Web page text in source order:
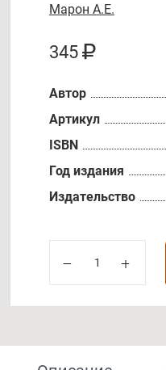
Марон А.Е.
345
Автор
Артикул
ISBN
Год издания
Издательство